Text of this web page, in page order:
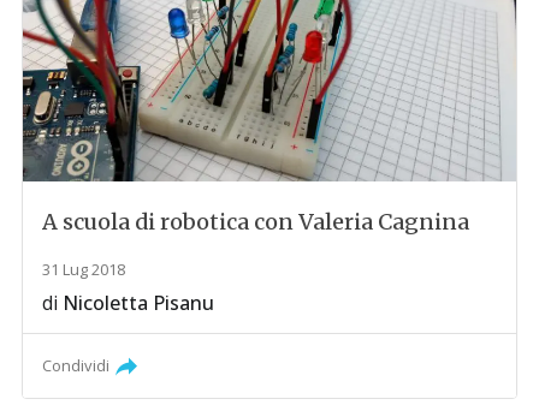
A scuola di robotica con Valeria Cagnina
31 Lug 2018
di Nicoletta Pisanu
Condividi